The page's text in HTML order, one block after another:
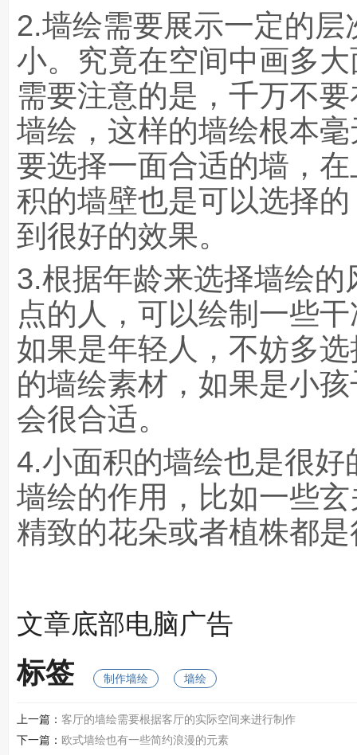
2.墙绘需要展示一定的
小。究竟在空间中画多
需要注意的是，千万不
墙绘，这样的墙绘根本
要选择一面合适的墙，
积的墙壁也是可以选择
到很好的效果。
3.根据年龄来选择墙绘
点的人，可以绘制一些
如果是年轻人，不妨多
的墙绘素材，如果是小
会很合适。
4.小面积的墙绘也是很
墙绘的作用，比如一些
精致的花朵或者植株都
文章底部电脑广告
标签 制作墙绘 墙绘
上一篇： 客厅的墙绘需要根据客厅的实际空间来进行制作
下一篇： 欧式墙绘也有一些简约浪漫的元素